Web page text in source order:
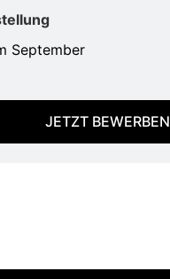
September
JETZT BEWERBEN